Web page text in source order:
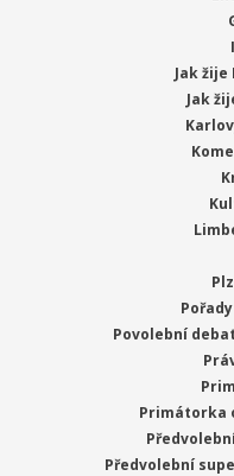
Jak
Jak
Povolební
Primátorka
Předvolební